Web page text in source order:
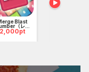
Blast
（レ...
2,000pt